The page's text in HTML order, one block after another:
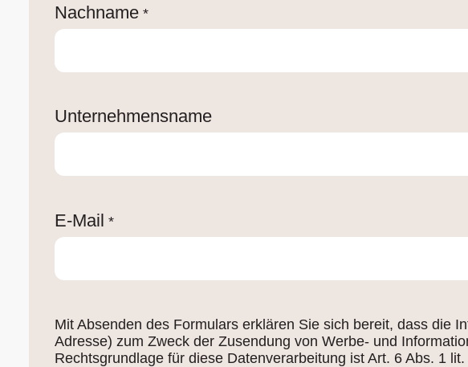
Nachname *
Unternehmensname
E-Mail *
Mit Absenden des Formulars erklären Sie sich bereit, dass die
Adresse) zum Zweck der Zusendung von Werbe- und
Rechtsgrundlage für diese Datenverarbeitung ist Art. 6 Abs. 1